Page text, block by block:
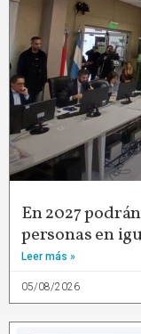
En 2027
personas en
Leer más »
05/08/2026